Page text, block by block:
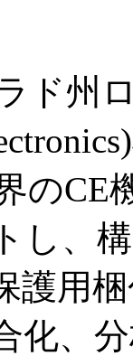
ド州
の
し、
護用
化、